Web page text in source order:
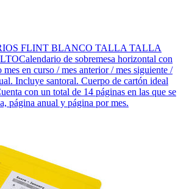
FLINT BLANCO TALLA TALLA
Calendario de sobremesa horizontal con
en curso / mes anterior / mes siguiente /
Incluye santoral. Cuerpo de cartón ideal
con un total de 14 páginas en las que se
página anual y página por mes.